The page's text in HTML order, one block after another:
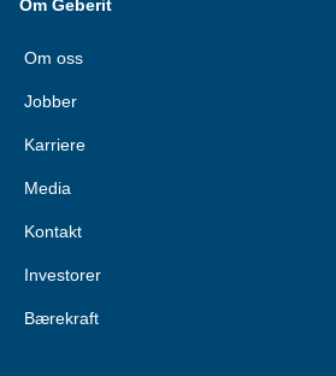
Om Geberit
Om oss
Jobber
Karriere
Media
Kontakt
Investorer
Bærekraft